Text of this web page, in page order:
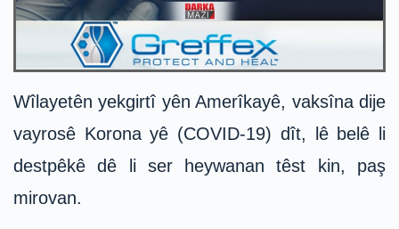
Wîlayetên yekgirtî yên Amerîkayê, vaksîna dije
vayrosê Korona yê (COVID-19) dît, lê belê li
destpêkê dê li ser heywanan têst kin, paş
mirovan.